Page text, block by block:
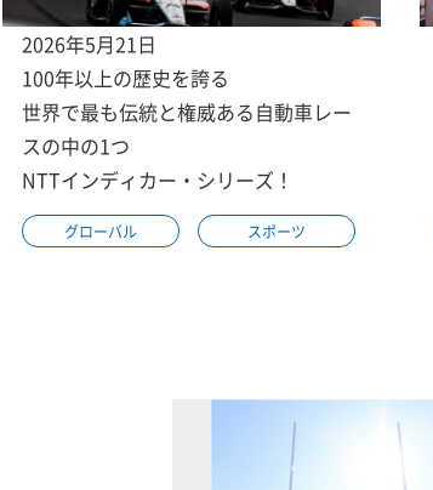
2026年5月21日
100年以上の歴史を誇る
世界で最も伝統と権威ある自動車レー
スの中の1つ
NTTインディカー・シリーズ！
グローバル スポーツ